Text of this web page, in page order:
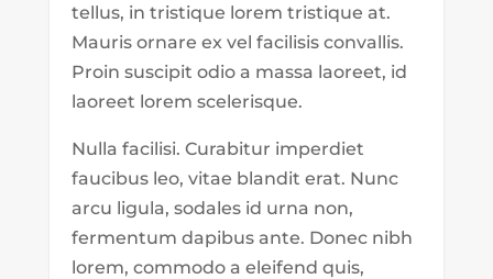
tellus, in tristique lorem tristique at.
Mauris ornare ex vel facilisis convallis.
Proin suscipit odio a massa laoreet, id
laoreet lorem scelerisque.
Nulla facilisi. Curabitur imperdiet
faucibus leo, vitae blandit erat. Nunc
arcu ligula, sodales id urna non,
fermentum dapibus ante. Donec nibh
lorem, commodo a eleifend quis,